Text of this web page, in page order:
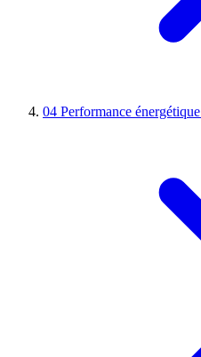
04 Performance énergétique